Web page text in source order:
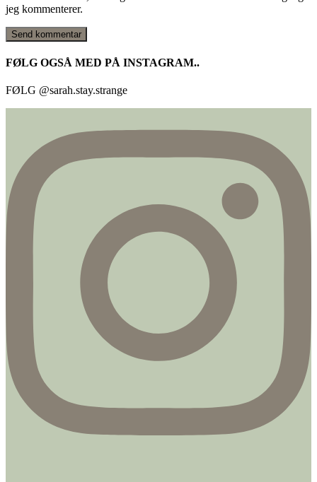
jeg kommenterer.
FØLG OGSÅ MED PÅ INSTAGRAM..
FØLG @sarah.stay.strange